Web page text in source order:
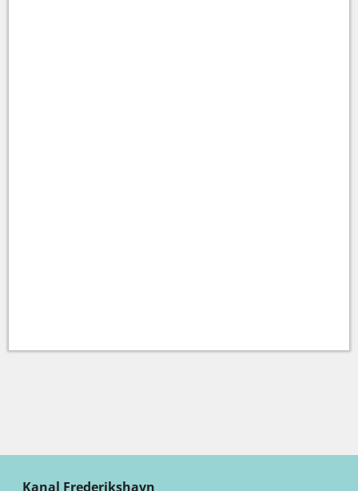
Kanal Frederikshavn